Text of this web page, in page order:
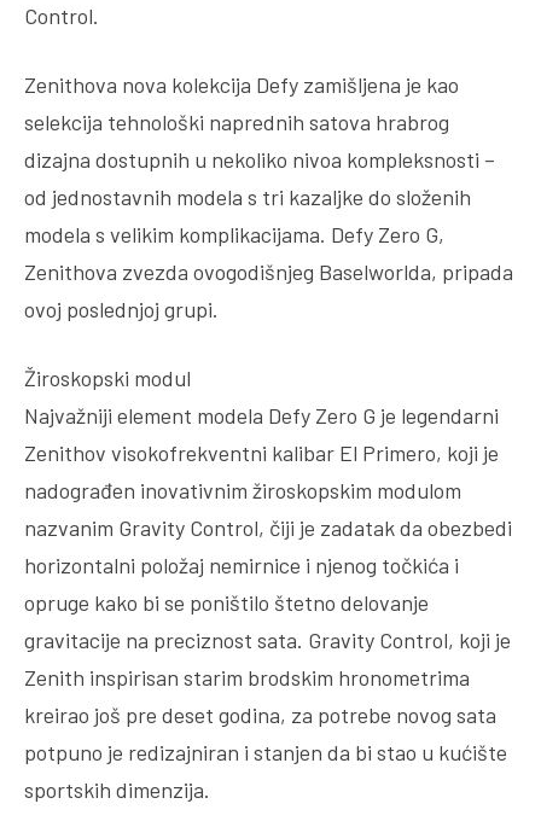
Control.
Zenithova nova kolekcija Defy zamišljena je kao
selekcija tehnološki naprednih satova hrabrog
dizajna dostupnih u nekoliko nivoa kompleksnosti –
od jednostavnih modela s tri kazaljke do složenih
modela s velikim komplikacijama. Defy Zero G,
Zenithova zvezda ovogodišnjeg Baselworlda, pripada
ovoj poslednjoj grupi.
Žiroskopski modul
Najvažniji element modela Defy Zero G je legendarni
Zenithov visokofrekventni kalibar El Primero, koji je
nadograđen inovativnim žiroskopskim modulom
nazvanim Gravity Control, čiji je zadatak da obezbedi
horizontalni položaj nemirnice i njenog točkića i
opruge kako bi se poništilo štetno delovanje
gravitacije na preciznost sata. Gravity Control, koji je
Zenith inspirisan starim brodskim hronometrima
kreirao još pre deset godina, za potrebe novog sata
potpuno je redizajniran i stanjen da bi stao u kućište
sportskih dimenzija.